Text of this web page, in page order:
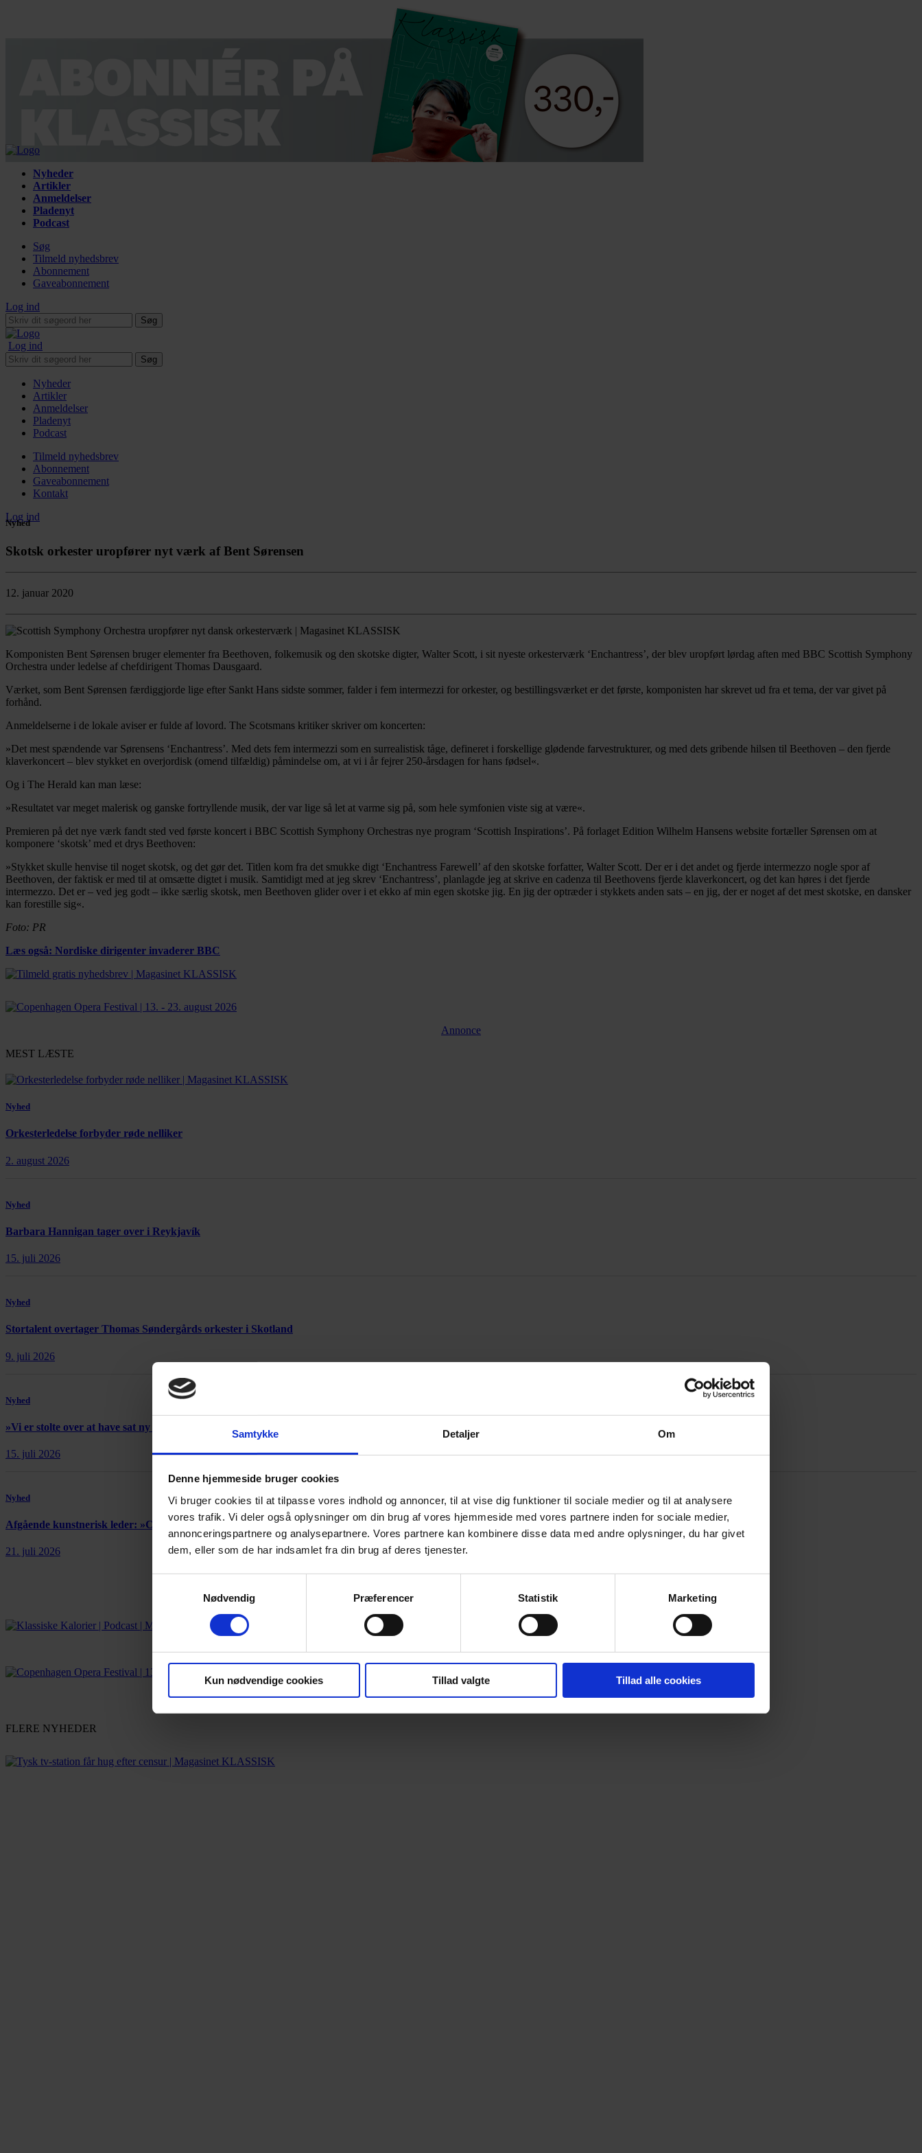
Samtykke Detaljer Om
Denne hjemmeside bruger cookies
Vi bruger cookies til at tilpasse vores indhold og annoncer, til at vise dig funktioner til sociale medier og til at analysere
vores trafik. Vi deler også oplysninger om din brug af vores hjemmeside med vores partnere inden for sociale medier,
annonceringspartnere og analysepartnere. Vores partnere kan kombinere disse data med andre oplysninger, du har givet
dem, eller som de har indsamlet fra din brug af deres tjenester.
Nødvendig
Præferencer Statistik Marketing
Kun nødvendige cookies Tillad valgte Tillad alle cookies
Nyheder
Artikler
Anmeldelser
Pladenyt
Podcast
Søg
Tilmeld nyhedsbrev
Abonnement
Gaveabonnement
Log ind
Søg
Log ind
Søg
Nyheder
Artikler
Anmeldelser
Pladenyt
Podcast
Tilmeld nyhedsbrev
Abonnement
Gaveabonnement
Kontakt
Log ind
Nyhed
Skotsk orkester uropfører nyt værk af Bent Sørensen
12. januar 2020
Komponisten Bent Sørensen bruger elementer fra Beethoven, folkemusik og den skotske digter, Walter Scott, i sit nyeste orkesterværk ‘Enchantress’, der blev uropført lørdag aften med BBC Scottish Symphony
Orchestra under ledelse af chefdirigent Thomas Dausgaard.
Værket, som Bent Sørensen færdiggjorde lige efter Sankt Hans sidste sommer, falder i fem intermezzi for orkester, og bestillingsværket er det første, komponisten har skrevet ud fra et tema, der var givet på
forhånd.
Anmeldelserne i de lokale aviser er fulde af lovord. The Scotsmans kritiker skriver om koncerten:
»Det mest spændende var Sørensens ‘Enchantress’. Med dets fem intermezzi som en surrealistisk tåge, defineret i forskellige glødende farvestrukturer, og med dets gribende hilsen til Beethoven – den fjerde
klaverkoncert – blev stykket en overjordisk (omend tilfældig) påmindelse om, at vi i år fejrer 250-årsdagen for hans fødsel«.
Og i The Herald kan man læse:
»Resultatet var meget malerisk og ganske fortryllende musik, der var lige så let at varme sig på, som hele symfonien viste sig at være«.
Premieren på det nye værk fandt sted ved første koncert i BBC Scottish Symphony Orchestras nye program ‘Scottish Inspirations’. På forlaget Edition Wilhelm Hansens website fortæller Sørensen om at
komponere ‘skotsk’ med et drys Beethoven:
»Stykket skulle henvise til noget skotsk, og det gør det. Titlen kom fra det smukke digt ‘Enchantress Farewell’ af den skotske forfatter, Walter Scott. Der er i det andet og fjerde intermezzo nogle spor af
Beethoven, der faktisk er med til at omsætte digtet i musik. Samtidigt med at jeg skrev ‘Enchantress’, planlagde jeg at skrive en cadenza til Beethovens fjerde klaverkoncert, og det kan høres i det fjerde
intermezzo. Det er – ved jeg godt – ikke særlig skotsk, men Beethoven glider over i et ekko af min egen skotske jig. En jig der optræder i stykkets anden sats – en jig, der er noget af det mest skotske, en dansker
kan forestille sig«.
Foto: PR
Læs også: Nordiske dirigenter invaderer BBC
Annonce
MEST LÆSTE
Nyhed
Orkesterledelse forbyder røde nelliker
2. august 2026
Nyhed
Barbara Hannigan tager over i Reykjavík
15. juli 2026
Nyhed
Stortalent overtager Thomas Søndergårds orkester i Skotland
9. juli 2026
Nyhed
»Vi er stolte over at have sat ny verdensrekord«
15. juli 2026
Nyhed
Afgående kunstnerisk leder: »Copenhagen Opera Festival er et åbent maskinrum«
21. juli 2026
Annonce
Annonce
FLERE NYHEDER